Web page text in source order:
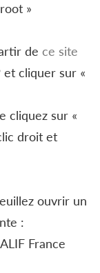
»
de ce site
cliquer sur «
cliquez sur «
droit et
ouvrir un
:
France